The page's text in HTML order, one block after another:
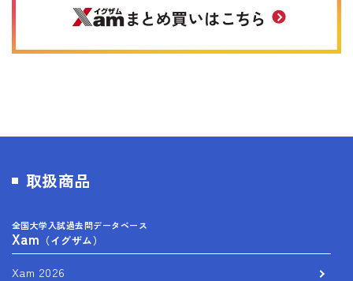
取扱商品
全国大学入試過去問データベース
Xam （イグザム）
Xam 2026